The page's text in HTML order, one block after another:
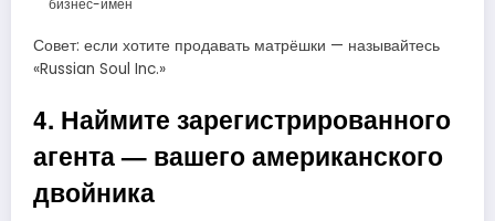
Совет: если хотите продавать матрёшки — называйтесь
«Russian Soul Inc.»
4. Наймите зарегистрированного
агента — вашего американского
двойника